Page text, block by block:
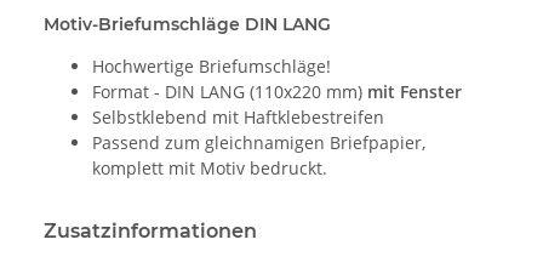
Motiv-Briefumschläge DIN LANG
Hochwertige Briefumschläge!
Format - DIN LANG (110x220 mm) mit Fenster
Selbstklebend mit Haftklebestreifen
Passend zum gleichnamigen Briefpapier,
komplett mit Motiv bedruckt.
Zusatzinformationen